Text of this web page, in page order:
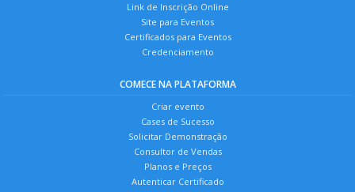
Link de Inscrição Online
Site para Eventos
Certificados para Eventos
Credenciamento
COMECE NA PLATAFORMA
Criar evento
Cases de Sucesso
Solicitar Demonstração
Consultor de Vendas
Planos e Preços
Autenticar Certificado